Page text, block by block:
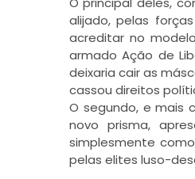
alijado, pelas
acreditar no
armado Ação de
deixaria cair as
cassou direitos
O segundo, e mais
novo prisma,
simplesmente
pelas elites luso-